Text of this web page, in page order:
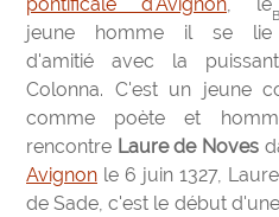
jeune homme il se lie
d'amitié avec la
Colonna. C'est un jeune
comme poète et
rencontre Laure de Noves
Avignon le 6 juin 1327,
de Sade, c'est le début